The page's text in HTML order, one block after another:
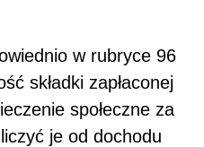
w rubryce 96
składki zapłaconej
społeczne za
je od dochodu